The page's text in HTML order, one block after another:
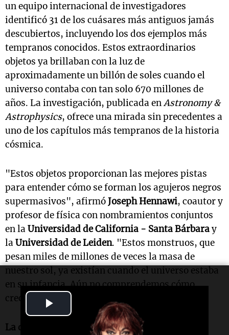
Video
un equipo internacional de investigadores
identificó 31 de los cuásares más antiguos jamás
descubiertos, incluyendo los dos ejemplos más
tempranos conocidos. Estos extraordinarios
objetos ya brillaban con la luz de
aproximadamente un billón de soles cuando el
universo contaba con tan solo 670 millones de
años. La investigación, publicada enAstronomy &
Astrophysics, ofrece una mirada sin precedentes a
uno de los capítulos más tempranos de la historia
cósmica.
"Estos objetos proporcionan las mejores pistas
para entender cómo se forman los agujeros negros
supermasivos", afirmóJoseph Hennawi, coautor y
profesor de física con nombramientos conjuntos
en laUniversidad de California - Santa Bárbaray
laUniversidad de Leiden. "Estos monstruos, que
pesan miles de millones de veces la masa de
nuestro sol, ya existían cuando el universo estaba
en su infancia. Aún no comprendemos cómo
crecieron tanto, tan rápido".
La dificultad de encontrar cuásares antiguos